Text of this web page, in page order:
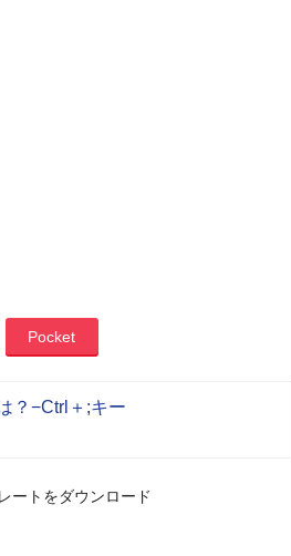
Pocket
？−Ctrl＋;キー
ートをダウンロード